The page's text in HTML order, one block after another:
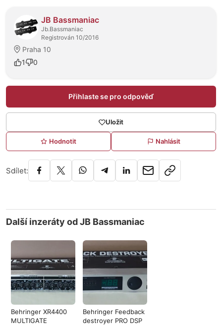
JB Bassmaniac
Jb.Bassmaniac
Registrován 10/2016
Praha 10
1
0
Přihlaste se pro odpověď
Uložit
Hodnotit Nahlásit
Sdílet:
Další inzeráty od JB Bassmaniac
Behringer XR4400
MULTIGATE
Behringer Feedback
destroyer PRO DSP